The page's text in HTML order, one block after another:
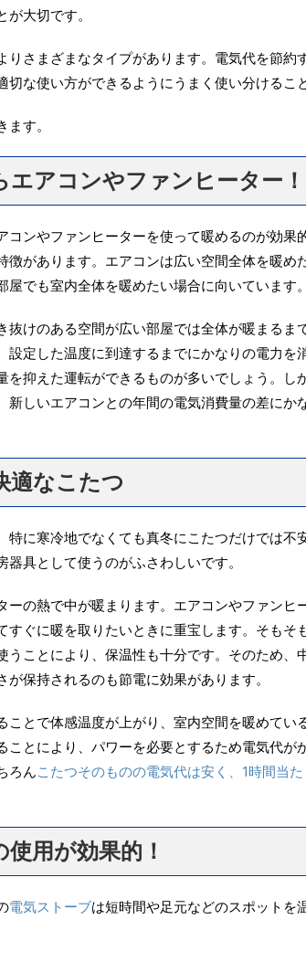
大切です。
さまざまなタイプがあります。電気代を節約
な使い方ができるようにうまく使い分けるこ
す。
アコンやファンヒーター！
ンやファンヒーターを使って暖めるのが効果
徴があります。エアコンは広い空間全体を暖め
でも室内全体を暖めたい場合に向いています。
けのある空間が広い部屋では全体が暖まるま
定した温度に到達するまでにかなりの電力を
を抑えた運転ができるものが多いでしょう。し
新しいエアコンとの年間の電気消費量の差にか
適なこたつ
に寒冷地でなくても真冬にこたつだけでは不
具として使うのがふさわしいです。
ーの熱で中が暖まります。エアコンやファンヒ
すぐに暖を取りたいときに重宝します。そもそ
うことにより、保温性も十分です。そのため、
保持されるのも節電に効果があります。
ことで体感温度が上がり、室内空間を暖めてい
とにより、パワーを必要とするため電気代が
ろんこたつそのものの電気代は安く、1時間当
用が効果的！
電気ストーブは短時間や足元などのスポットを